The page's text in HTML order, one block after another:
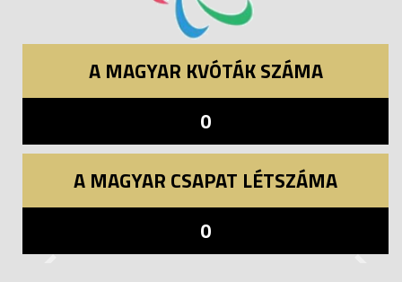
A MAGYAR KVÓTÁK SZÁMA
0
A MAGYAR CSAPAT LÉTSZÁMA
0